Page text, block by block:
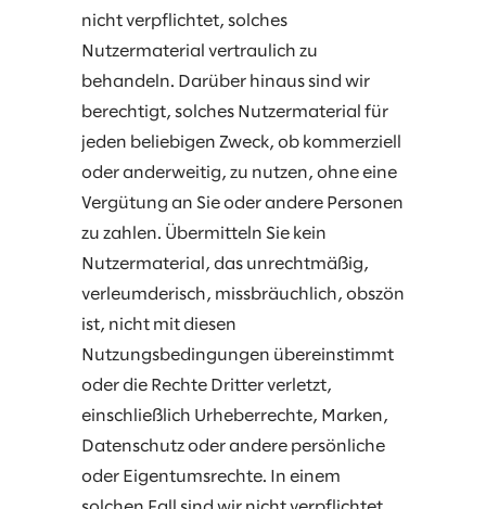
nicht verpflichtet, solches
Nutzermaterial vertraulich zu
behandeln. Darüber hinaus sind wir
berechtigt, solches Nutzermaterial für
jeden beliebigen Zweck, ob kommerziell
oder anderweitig, zu nutzen, ohne eine
Vergütung an Sie oder andere Personen
zu zahlen. Übermitteln Sie kein
Nutzermaterial, das unrechtmäßig,
verleumderisch, missbräuchlich, obszön
ist, nicht mit diesen
Nutzungsbedingungen übereinstimmt
oder die Rechte Dritter verletzt,
einschließlich Urheberrechte, Marken,
Datenschutz oder andere persönliche
oder Eigentumsrechte. In einem